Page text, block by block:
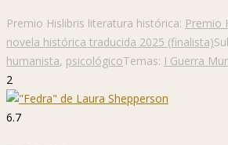
Premio Hislibris literatura histórica: Premio
novela histórica traducida 2025 (finalista)
humanista, psicológicoTemas: I Guerra
2
6.7